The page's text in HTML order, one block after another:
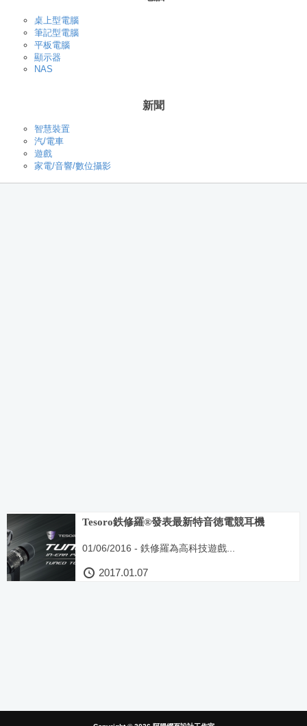
桌上型電腦
筆記型電腦
平板電腦
顯示器
NAS
新聞
智慧裝置
汽/電車
遊戲
家電/音響/數位攝影
Tesoro鉄修羅®發表最新特音徳電競耳機
01/06/2016 - 鉄修羅為高科技遊戲...
2017.01.07